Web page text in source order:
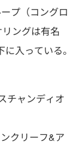
プ（コングロ
ングは有名
入っている。
チャンディオ
クリーフ&ア